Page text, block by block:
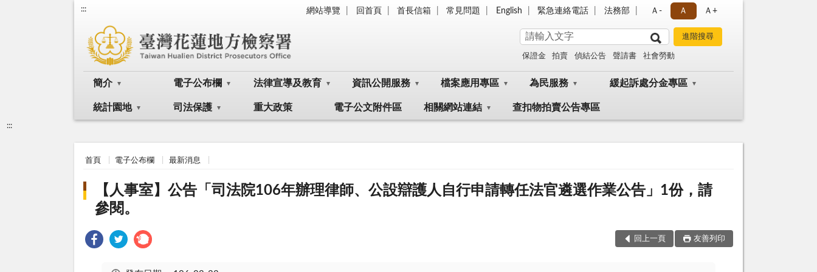
::: 網站導覽 回首頁 首長信箱 常見問題 English 緊急連絡電話 法務部 Ａ- Ａ Ａ+
保證金 拍賣 偵結公告 聲請書 社會勞動
簡介 電子公布欄 法律宣導及教育 資訊公開服務 檔案應用專區 為民服務 緩起訴處分金專區
統計園地 司法保護 重大政策 電子公文附件區 相關網站連結 查扣物拍賣公告專區
:::
首頁 電子公布欄 最新消息
【人事室】公告「司法院106年辦理律師、公設辯護人自行申請轉任法官遴選作業公告」1份，請
參閱。
回上一頁 友善列印